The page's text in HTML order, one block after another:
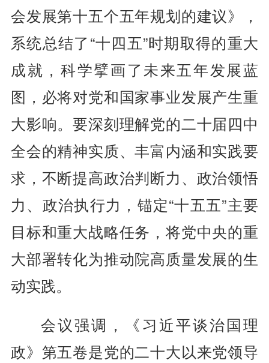
会发展第十五个五年规划的建议》，
系统总结了“十四五”时期取得的重大
成就，科学擘画了未来五年发展蓝
图，必将对党和国家事业发展产生重
大影响。要深刻理解党的二十届四中
全会的精神实质、丰富内涵和实践要
求，不断提高政治判断力、政治领悟
力、政治执行力，锚定“十五五”主要
目标和重大战略任务，将党中央的重
大部署转化为推动院高质量发展的生
动实践。
会议强调，《习近平谈治国理
政》第五卷是党的二十大以来党领导